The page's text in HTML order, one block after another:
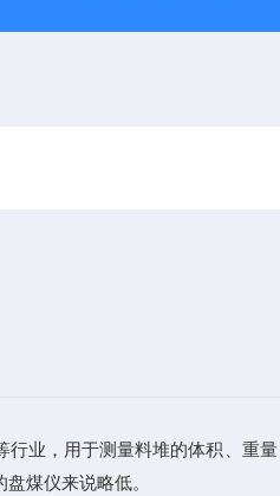
业，用于测量料堆的体积、重
煤仪来说略低。